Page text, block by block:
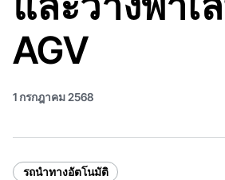
AGV
1 กรกฎาคม 2568
รถนำทางอัตโนมัติ